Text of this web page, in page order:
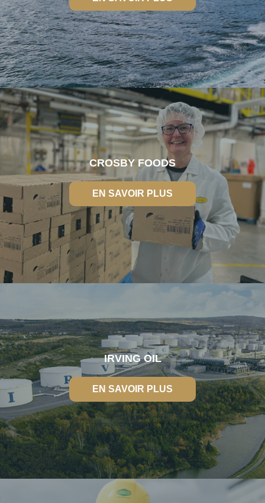
EN SAVOIR PLUS
CROSBY FOODS
EN SAVOIR PLUS
EN SAVOIR PLUS
IRVING OIL
EN SAVOIR PLUS
EN SAVOIR PLUS